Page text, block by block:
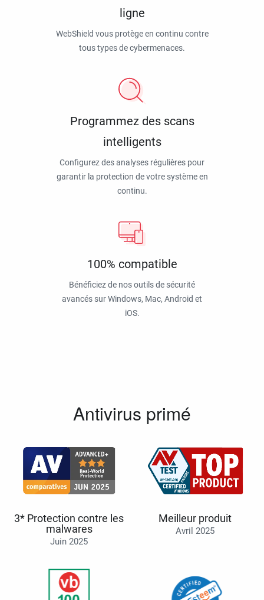
ligne
WebShield vous protège en continu contre
tous types de cybermenaces.
Programmez des scans
intelligents
Configurez des analyses régulières pour
garantir la protection de votre système en
continu.
100% compatible
Bénéficiez de nos outils de sécurité
avancés sur Windows, Mac, Android et
iOS.
Antivirus primé
3* Protection contre les
malwares
Juin 2025
Meilleur produit
Avril 2025